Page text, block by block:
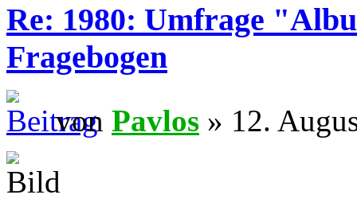
Re: 1980: Umfrage
Fragebogen
von Pavlos » 12.